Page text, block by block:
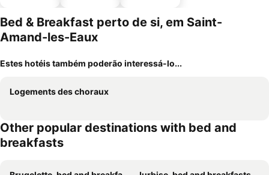
mento
Bed & Breakfast perto de si, em Saint-
Amand-les-Eaux
Estes hotéis também poderão interessá-lo...
Logements des choraux
Other popular destinations with bed and
breakfasts